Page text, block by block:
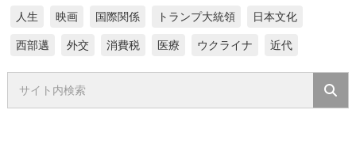
人生 映画 国際関係 トランプ大統領 日本文化
西部邁 外交 消費税 医療 ウクライナ 近代